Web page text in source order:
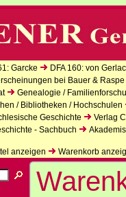
Garcke DFA 160: von
bei Bauer &
Genealogie /
/ Bibliotheken / Hochschulen
Geschichte Verlag
- Sachbuch
anzeigen
Warenkorb